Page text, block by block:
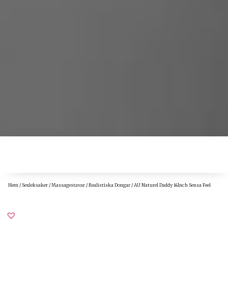
Hem/ Sexleksaker/Massagestavar/Realistiska Dongar/ AU Naturel Daddy 14Inch Sensa Feel